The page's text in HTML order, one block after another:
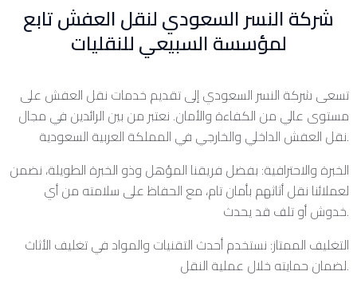
شركة النسر السعودي لنقل العفش تابع
لمؤسسة السبيعي للنقليات
تسعى شركة النسر السعودي إلى تقديم خدمات نقل العفش على
مستوى عالي من الكفاءة والأمان. نعتبر من بين الرائدين في مجال
نقل العفش الداخلي والخارجي في المملكة العربية السعودية.
الخبرة والاحترافية: بفضل فريقنا المؤهل وذو الخبرة الطويلة، نضمن
لعملائنا نقل أثاثهم بأمان تام، مع الحفاظ على سلامته من أي
خدوش أو تلف قد يحدث.
التغليف الممتاز: نستخدم أحدث التقنيات والمواد في تغليف الأثاث
لضمان حمايته خلال عملية النقل.